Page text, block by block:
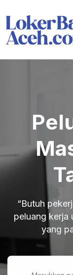
“Butuh
peluang kerja
yang